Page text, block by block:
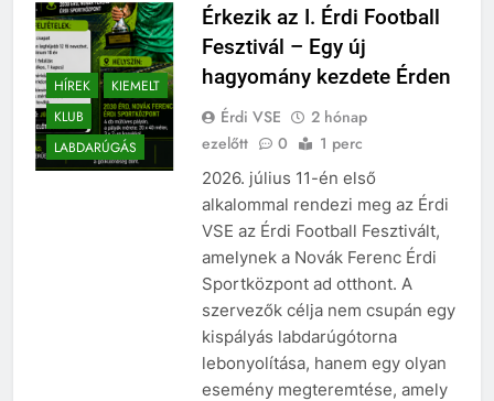
HÍREK
KIEMELT
KLUB
LABDARÚGÁS
Érkezik az I. Érdi Football
Fesztivál – Egy új
hagyomány kezdete Érden
Érdi VSE
2 hónap
ezelőtt
0 1 perc
2026. július 11-én első
alkalommal rendezi meg az Érdi
VSE az Érdi Football Fesztivált,
amelynek a Novák Ferenc Érdi
Sportközpont ad otthont. A
szervezők célja nem csupán egy
kispályás labdarúgótorna
lebonyolítása, hanem egy olyan
esemény megteremtése, amely